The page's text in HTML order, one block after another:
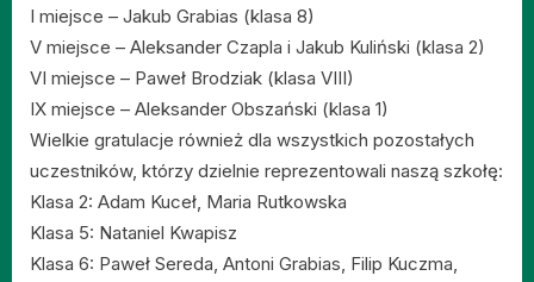
I miejsce – Jakub Grabias (klasa 8)
V miejsce – Aleksander Czapla i Jakub Kuliński (klasa 2)
VI miejsce – Paweł Brodziak (klasa VIII)
IX miejsce – Aleksander Obszański (klasa 1)
Wielkie gratulacje również dla wszystkich pozostałych
uczestników, którzy dzielnie reprezentowali naszą szkołę:
Klasa 2: Adam Kuceł, Maria Rutkowska
Klasa 5: Nataniel Kwapisz
Klasa 6: Paweł Sereda, Antoni Grabias, Filip Kuczma,